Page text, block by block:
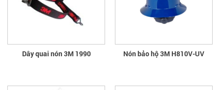
Dây quai nón 3M 1990 Nón bảo hộ 3M H810V-UV